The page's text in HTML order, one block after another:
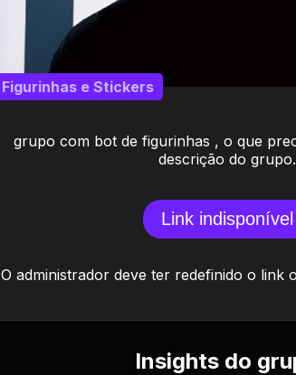
grupo com bot de figurinhas , o que
descrição do grupo.
Figurinhas e Stickers
Link indisponível
O administrador deve ter redefinido o link
Insights do